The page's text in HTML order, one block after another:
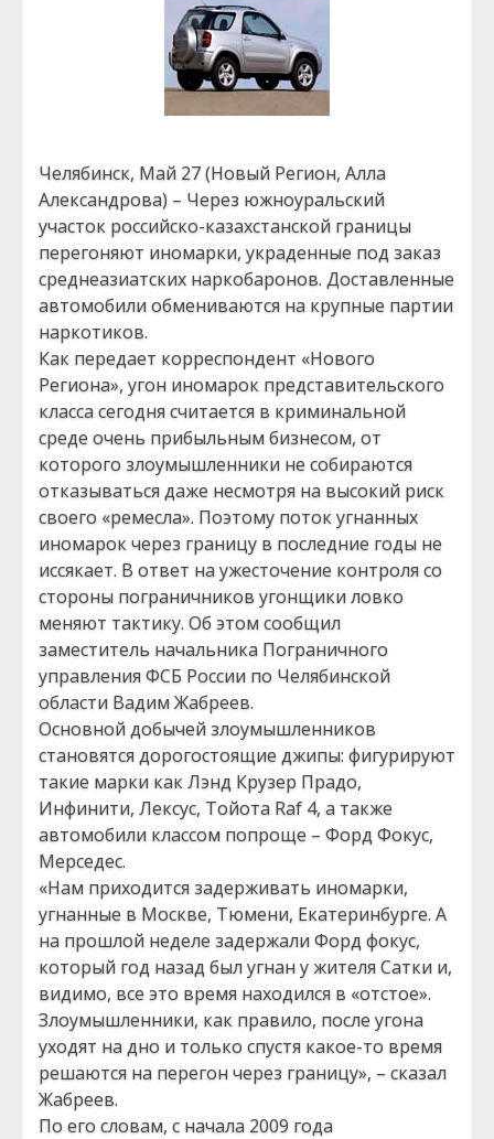
Челябинск, Май 27 (Новый Регион, Алла
Александрова) – Через южноуральский
участок российско-казахстанской границы
перегоняют иномарки, украденные под заказ
среднеазиатских наркобаронов. Доставленные
автомобили обмениваются на крупные партии
наркотиков.
Как передает корреспондент «Нового
Региона», угон иномарок представительского
класса сегодня считается в криминальной
среде очень прибыльным бизнесом, от
которого злоумышленники не собираются
отказываться даже несмотря на высокий риск
своего «ремесла». Поэтому поток угнанных
иномарок через границу в последние годы не
иссякает. В ответ на ужесточение контроля со
стороны пограничников угонщики ловко
меняют тактику. Об этом сообщил
заместитель начальника Пограничного
управления ФСБ России по Челябинской
области Вадим Жабреев.
Основной добычей злоумышленников
становятся дорогостоящие джипы: фигурируют
такие марки как Лэнд Крузер Прадо,
Инфинити, Лексус, Тойота Raf 4, а также
автомобили классом попроще – Форд Фокус,
Мерседес.
«Нам приходится задерживать иномарки,
угнанные в Москве, Тюмени, Екатеринбурге. А
на прошлой неделе задержали Форд фокус,
который год назад был угнан у жителя Сатки и,
видимо, все это время находился в «отстое».
Злоумышленники, как правило, после угона
уходят на дно и только спустя какое-то время
решаются на перегон через границу», – сказал
Жабреев.
По его словам, с начала 2009 года